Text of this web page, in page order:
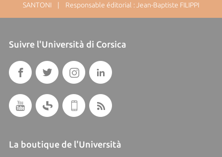
SANTONI | Responsable éditorial : Jean-Baptiste FILIPPI
Suivre l'Università di Corsica
La boutique de l'Università